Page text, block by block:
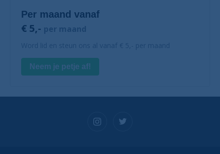
Per maand vanaf
€ 5,- per maand
Word lid en steun ons al vanaf € 5,- per maand
Neem je petje af!